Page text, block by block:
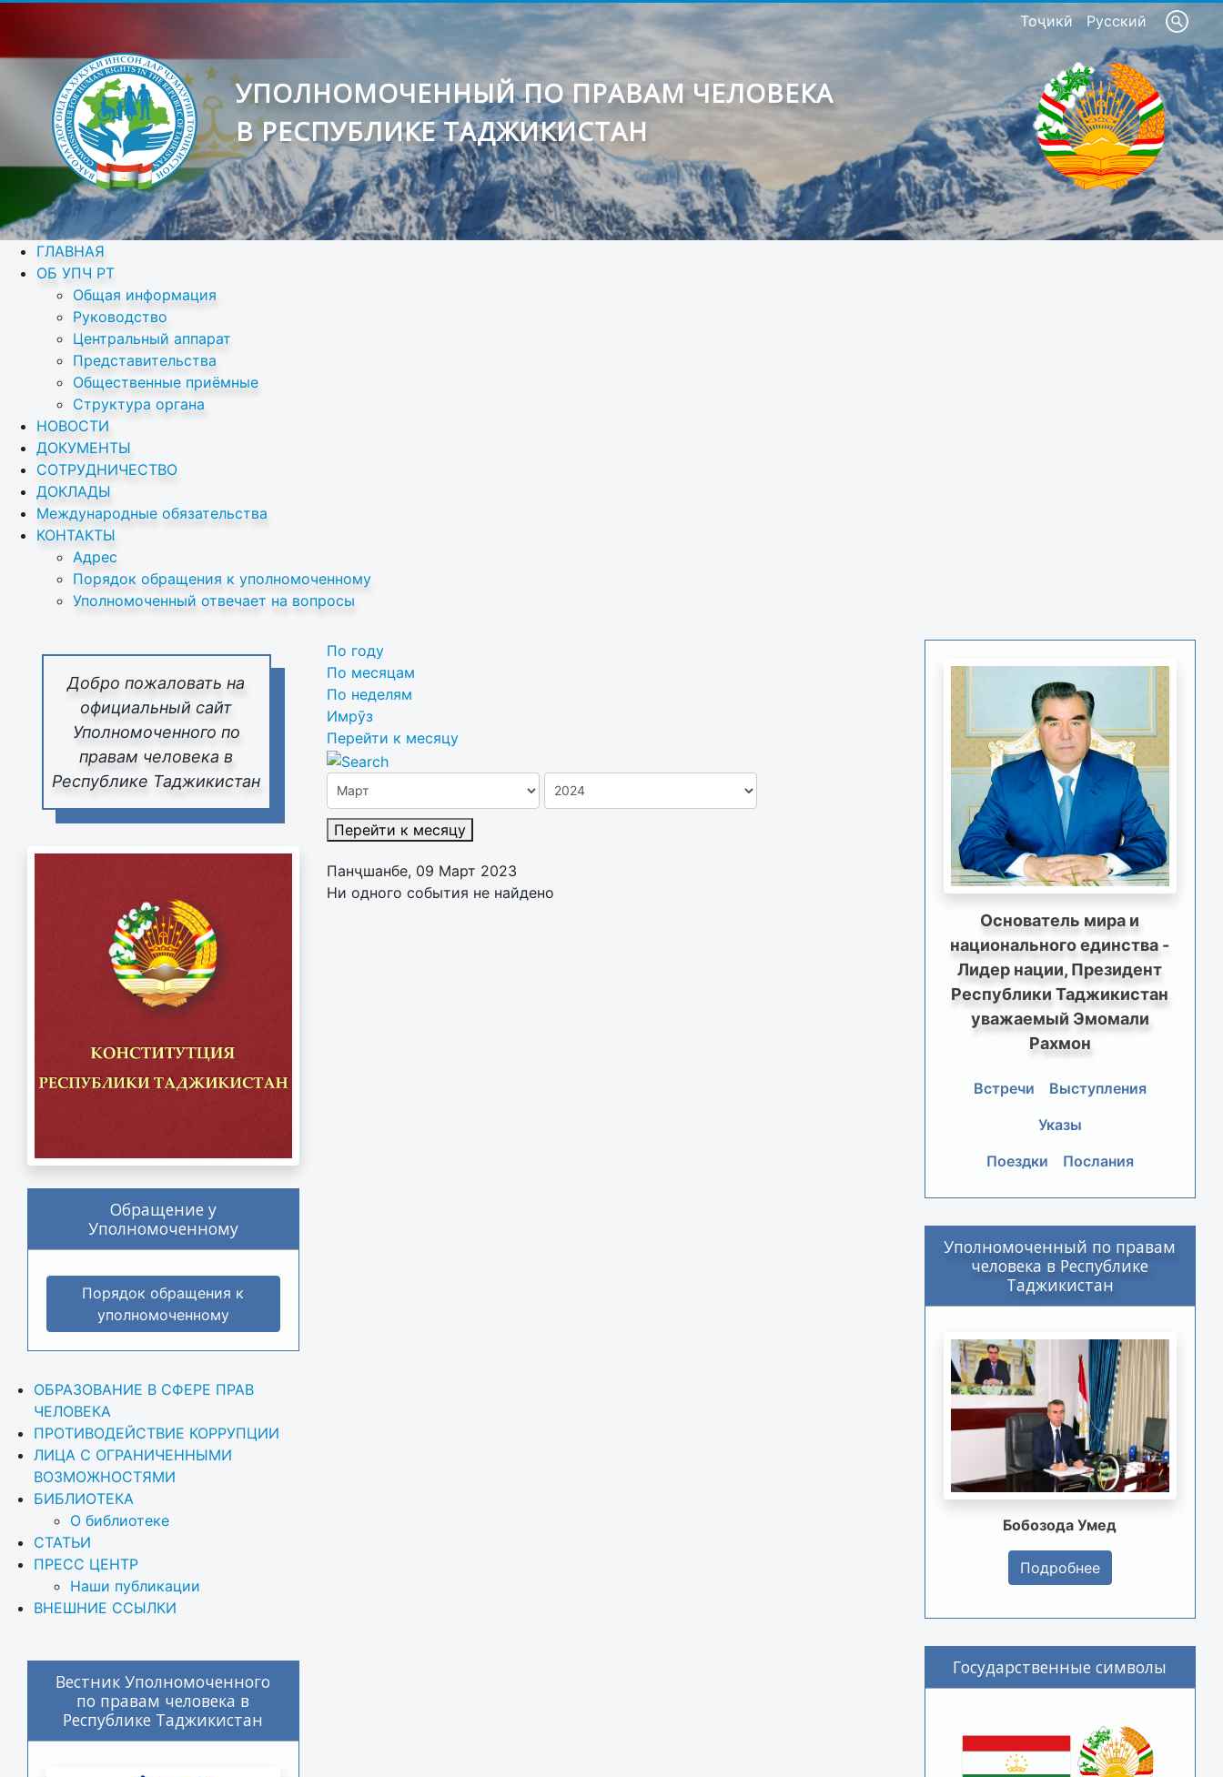
Тоҷикӣ Русский
УПОЛНОМОЧЕННЫЙ ПО ПРАВАМ ЧЕЛОВЕКА
В РЕСПУБЛИКЕ ТАДЖИКИСТАН
ГЛАВНАЯ
ОБ УПЧ РТ
Общая информация
Руководство
Центральный аппарат
Представительства
Общественные приёмные
Структура органа
НОВОСТИ
ДОКУМЕНТЫ
СОТРУДНИЧЕСТВО
ДОКЛАДЫ
Международные обязательства
КОНТАКТЫ
Адрес
Порядок обращения к уполномоченному
Уполномоченный отвечает на вопросы
Добро пожаловать на
официальный сайт
Уполномоченного по
правам человека в
Республике Таджикистан
Обращение у
Уполномоченному
Порядок обращения к
уполномоченному
ОБРАЗОВАНИЕ В СФЕРЕ ПРАВ
ЧЕЛОВЕКА
ПРОТИВОДЕЙСТВИЕ КОРРУПЦИИ
ЛИЦА С ОГРАНИЧЕННЫМИ
ВОЗМОЖНОСТЯМИ
БИБЛИОТЕКА
О библиотеке
СТАТЬИ
ПРЕСС ЦЕНТР
Наши публикации
ВНЕШНИЕ ССЫЛКИ
Вестник Уполномоченного
по правам человека в
Республике Таджикистан
По году
По месяцам
По неделям
Имрӯз
Перейти к месяцу
Перейти к месяцу
Панҷшанбе, 09 Март 2023
Ни одного события не найдено
Основатель мира и
национального единства -
Лидер нации, Президент
Республики Таджикистан
уважаемый Эмомали
Рахмон
Встречи
Выступления
Указы
Поездки
Послания
Уполномоченный по правам
человека в Республике
Таджикистан
Бобозода Умед
Подробнее
Государственные символы